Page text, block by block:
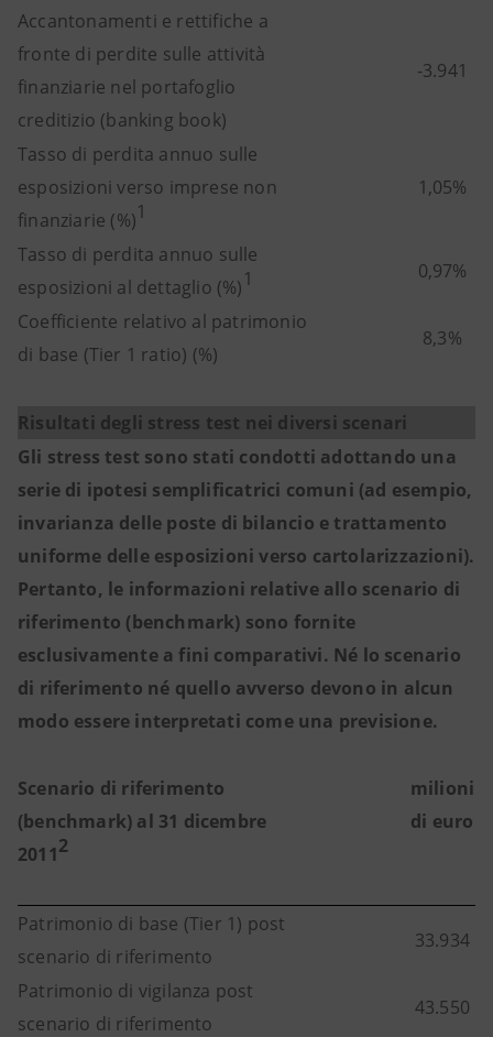
Accantonamenti e rettifiche a
fronte di perdite sulle attività
finanziarie nel portafoglio
creditizio (banking book)
-3.941
Tasso di perdita annuo sulle
esposizioni verso imprese non
finanziarie (%)1
1,05%
Tasso di perdita annuo sulle
esposizioni al dettaglio (%)1 0,97%
Coefficiente relativo al patrimonio
di base (Tier 1 ratio) (%)
8,3%
Risultati degli stress test nei diversi scenari
Gli stress test sono stati condotti adottando una
serie di ipotesi semplificatrici comuni (ad esempio,
invarianza delle poste di bilancio e trattamento
uniforme delle esposizioni verso cartolarizzazioni).
Pertanto, le informazioni relative allo scenario di
riferimento (benchmark) sono fornite
esclusivamente a fini comparativi. Né lo scenario
di riferimento né quello avverso devono in alcun
modo essere interpretati come una previsione.
Scenario di riferimento
(benchmark) al 31 dicembre
20112
milioni
di euro
Patrimonio di base (Tier 1) post
scenario di riferimento
33.934
Patrimonio di vigilanza post
scenario di riferimento
43.550